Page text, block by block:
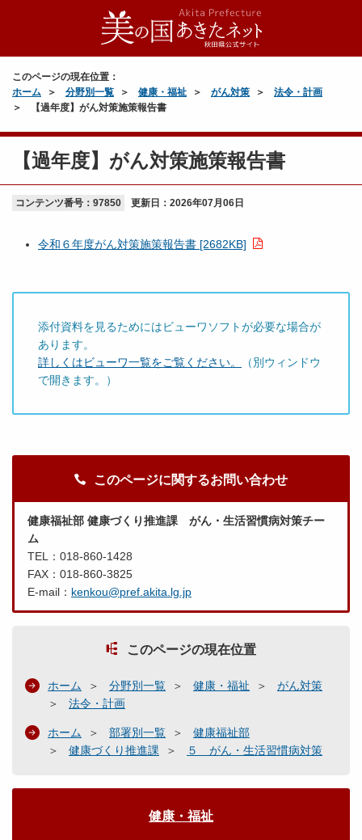
このページの現在位置：
ホーム
分野別一覧 健康・福祉 がん対策
法令・計画
【過年度】がん対策施策報告書
【過年度】がん対策施策報告書
コンテンツ番号：97850 更新日： 2026年07月06日
令和６年度がん対策施策報告書 [2682KB]
添付資料を見るためにはビューワソフトが必要な場合が
あります。
詳しくはビューワ一覧をご覧ください。
（別ウィンドウ
で開きます。）
このページに関するお問い合わせ
健康福祉部 健康づくり推進課 がん・生活習慣病対策チー
ム
TEL：018-860-1428
FAX：018-860-3825
E-mail： kenkou@pref.akita.lg.jp
このページの現在位置
ホーム 分野別一覧 健康・福祉
がん対策
法令・計画
ホーム 部署別一覧
健康福祉部
健康づくり推進課
５ がん・生活習慣病対策
健康・福祉